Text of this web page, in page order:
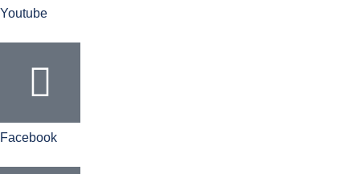
Youtube
Facebook